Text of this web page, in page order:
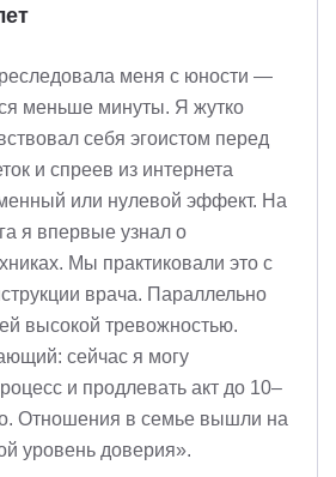
меня с юности —
меньше минуты. Я жутко
себя эгоистом перед
и спреев из интернета
или нулевой эффект. На
я впервые узнал о
Мы практиковали это с
врача. Параллельно
высокой тревожностью.
сейчас я могу
и продлевать акт до 10–
Отношения в семье вышли на
уровень доверия».